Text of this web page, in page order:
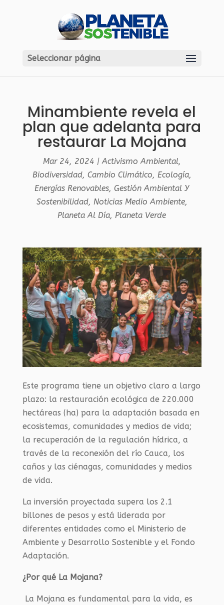
Seleccionar página
Minambiente revela el
plan que adelanta para
restaurar La Mojana
Mar 24, 2024 |Activismo Ambiental,
Biodiversidad, Cambio Climático, Ecología,
Energías Renovables,Gestión Ambiental Y
Sostenibilidad, Noticias Medio Ambiente,
Planeta Al Día,Planeta Verde
Este programa tiene un objetivo claro a largo
plazo: la restauración ecológica de 220.000
hectáreas (ha) para la adaptación basada en
ecosistemas, comunidades y medios de vida;
la recuperación de la regulación hídrica, a
través de la reconexión del río Cauca, los
caños y las ciénagas, comunidades y medios
de vida.
La inversión proyectada supera los 2.1
billones de pesos y está liderada por
diferentes entidades como el Ministerio de
Ambiente y Desarrollo Sostenible y el Fondo
Adaptación.
¿Por qué La Mojana?
La Mojana es fundamental para la vida, es